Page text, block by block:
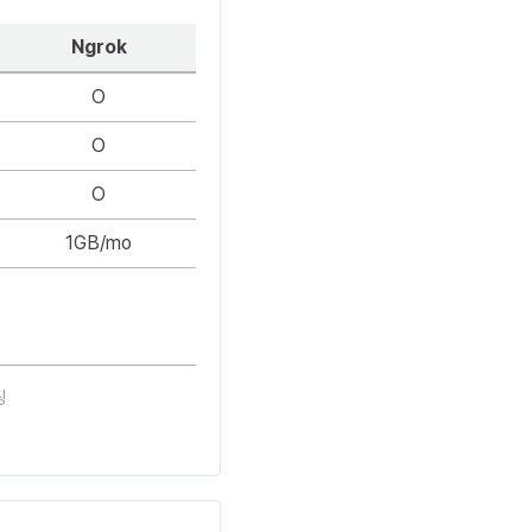
Ngrok
O
O
O
1GB/mo